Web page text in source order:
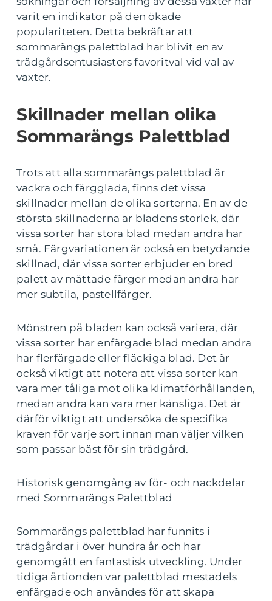
varit en indikator på den ökade
populariteten. Detta bekräftar att
sommarängs palettblad har blivit en av
trädgårdsentusiasters favoritval vid val av
växter.
Skillnader mellan olika
Sommarängs Palettblad
Trots att alla sommarängs palettblad är
vackra och färgglada, finns det vissa
skillnader mellan de olika sorterna. En av de
största skillnaderna är bladens storlek, där
vissa sorter har stora blad medan andra har
små. Färgvariationen är också en betydande
skillnad, där vissa sorter erbjuder en bred
palett av mättade färger medan andra har
mer subtila, pastellfärger.
Mönstren på bladen kan också variera, där
vissa sorter har enfärgade blad medan andra
har flerfärgade eller fläckiga blad. Det är
också viktigt att notera att vissa sorter kan
vara mer tåliga mot olika klimatförhållanden,
medan andra kan vara mer känsliga. Det är
därför viktigt att undersöka de specifika
kraven för varje sort innan man väljer vilken
som passar bäst för sin trädgård.
Historisk genomgång av för- och nackdelar
med Sommarängs Palettblad
Sommarängs palettblad har funnits i
trädgårdar i över hundra år och har
genomgått en fantastisk utveckling. Under
tidiga årtionden var palettblad mestadels
enfärgade och användes för att skapa